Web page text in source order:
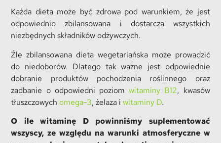
Każda dieta może być zdrowa pod warunkiem, że jest
odpowiednio zbilansowana i dostarcza wszystkich
niezbędnych składników odżywczych.
Źle zbilansowana dieta wegetariańska może prowadzić
do niedoborów. Dlatego tak ważne jest odpowiednie
dobranie produktów pochodzenia roślinnego oraz
zadbanie o odpowiedni poziomwitaminy B12, kwasów
tłuszczowychomega-3, żelaza iwitaminy D.
O ile witaminę D powinniśmy suplementować
wszyscy, ze względu na warunki atmosferyczne w